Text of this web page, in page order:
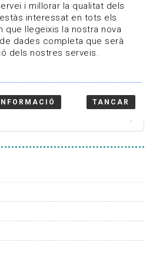
i notícies del sector de la
cultura.
i millorar la qualitat dels
interessat en tots els
que llegeixis la nostra nova
dades completa que serà
dels nostres serveis.
TANCAR